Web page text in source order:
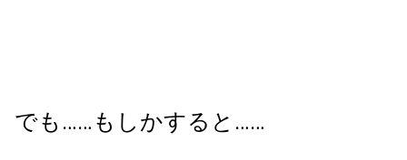
でも……もしかすると……